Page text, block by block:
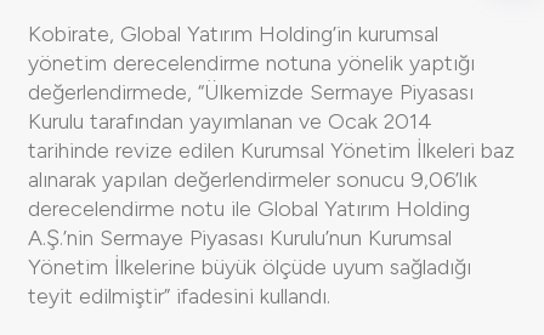
Kobirate, Global Yatırım Holding’in kurumsal
yönetim derecelendirme notuna yönelik yaptığı
değerlendirmede, “Ülkemizde Sermaye Piyasası
Kurulu tarafından yayımlanan ve Ocak 2014
tarihinde revize edilen Kurumsal Yönetim İlkeleri baz
alınarak yapılan değerlendirmeler sonucu 9,06’lık
derecelendirme notu ile Global Yatırım Holding
A.Ş.’nin Sermaye Piyasası Kurulu’nun Kurumsal
Yönetim İlkelerine büyük ölçüde uyum sağladığı
teyit edilmiştir” ifadesini kullandı.